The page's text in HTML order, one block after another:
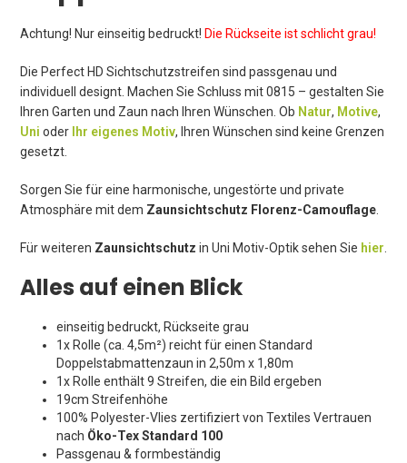
Achtung! Nur einseitig bedruckt! Die Rückseite ist schlicht grau!
Die Perfect HD Sichtschutzstreifen sind passgenau und
individuell designt. Machen Sie Schluss mit 0815 – gestalten Sie
Ihren Garten und Zaun nach Ihren Wünschen. Ob Natur, Motive,
Uni oder Ihr eigenes Motiv, Ihren Wünschen sind keine Grenzen
gesetzt.
Sorgen Sie für eine harmonische, ungestörte und private
Atmosphäre mit dem Zaunsichtschutz Florenz-Camouflage
Für weiteren Zaunsichtschutz in Uni Motiv-Optik sehen Sie hier
Alles auf einen Blick
einseitig bedruckt, Rückseite grau
1x Rolle (ca. 4,5m²) reicht für einen Standard
Doppelstabmattenzaun in 2,50m x 1,80m
1x Rolle enthält 9 Streifen, die ein Bild ergeben
19cm Streifenhöhe
100% Polyester-Vlies zertifiziert von Textiles Vertrauen
nach Öko-Tex Standard 100
Passgenau & formbeständig